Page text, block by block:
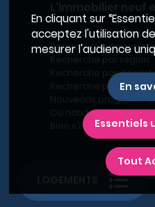
Le BRS dans la
Promoteurs
Recherche par
Recherche par ville
Nouveaux
Où habiter à Marseille
Bien s'installer
-
Charte de
En cliquant sur
acceptez l'utilisation
mesurer l'audience
En
Essentiels
Tout